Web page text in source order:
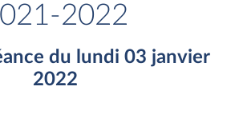
2022
du lundi 03 janvier
2022